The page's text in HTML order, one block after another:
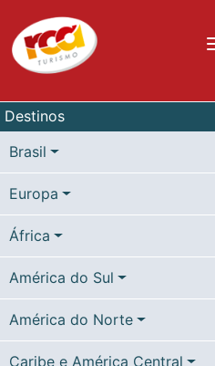
Destinos
Brasil
Europa
África
América do Sul
América do Norte
Caribe e América Central